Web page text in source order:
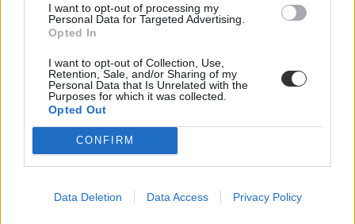
I want to opt-out of processing my
Personal Data for Targeted Advertising.
Opted In
I want to opt-out of Collection, Use,
Retention, Sale, and/or Sharing of my
Personal Data that Is Unrelated with the
Purposes for which it was collected.
Opted Out
CONFIRM
Data Deletion Data Access Privacy Policy
már meghirdették az első gólyatalálkozókat és bulikat. Ha
szeretnétek, hogy már a gólyatáborban is legyenek ismerős arcok,
akkor érdemes élnetek ezekkel a lehetőségekkel. A lista még nem túl
Campus life
Tóth Alexandra